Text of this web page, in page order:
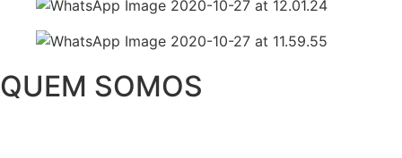
QUEM SOMOS